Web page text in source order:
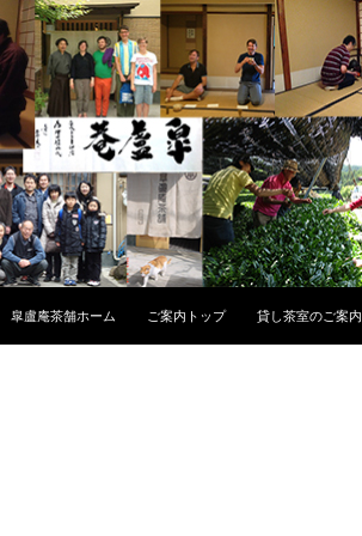
皐盧庵茶舗ホーム ご案内トップ 貸し茶室のご案内